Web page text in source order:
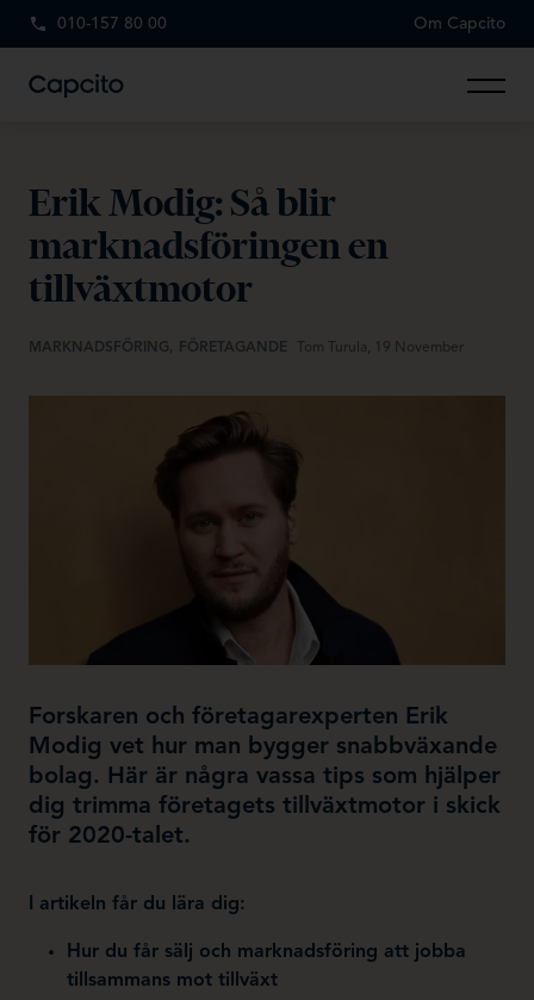
010-157 80 00 Om Capcito
Erik Modig: Så blir
marknadsföringen en
tillväxtmotor
MARKNADSFÖRING, FÖRETAGANDE Tom Turula, 19 November
Forskaren och företagarexperten Erik
Modig vet hur man bygger snabbväxande
bolag. Här är några vassa tips som hjälper
dig trimma företagets tillväxtmotor i skick
för 2020-talet.
I artikeln får du lära dig:
Hur du får sälj och marknadsföring att jobba
tillsammans mot tillväxt